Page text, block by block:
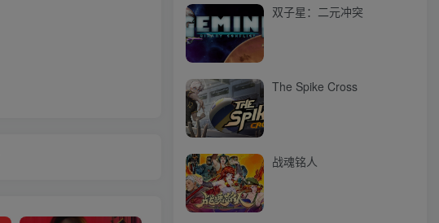
双子星：二元冲突
The Spike Cross
战魂铭人